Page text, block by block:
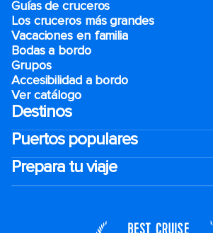
Guías de cruceros
Los cruceros más grandes
Vacaciones en familia
Bodas a bordo
Grupos
Accesibilidad a bordo
Ver catálogo
Destinos
Puertos populares
Prepara tu viaje